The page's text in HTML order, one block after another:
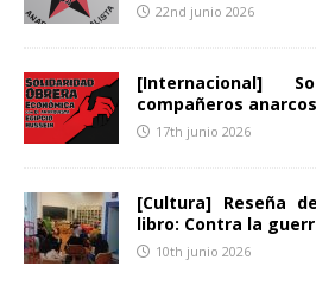
22nd junio 2026
[Internacional]
compañeros
17th junio 2026
[Cultura] Reseña
libro: Contra la
10th junio 2026